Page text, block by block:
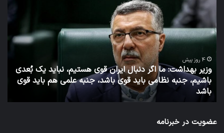
ایران قوی هستیم، نباید یک بُعدی
قوی باشد، جنبه علمی هم باید قوی
مدیر
سابق
وزارت
بهداشت
7 روز پیش
توئیت دکتر جهانپور
عضویت در خبرنامه